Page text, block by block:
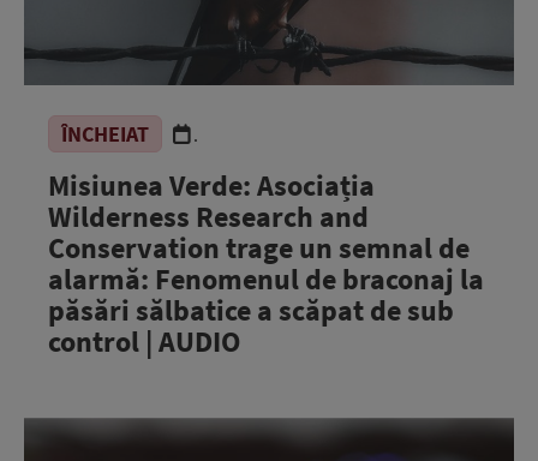
ÎNCHEIAT .
Misiunea Verde: Asociația
Wilderness Research and
Conservation trage un semnal de
alarmă: Fenomenul de braconaj la
păsări sălbatice a scăpat de sub
control | AUDIO